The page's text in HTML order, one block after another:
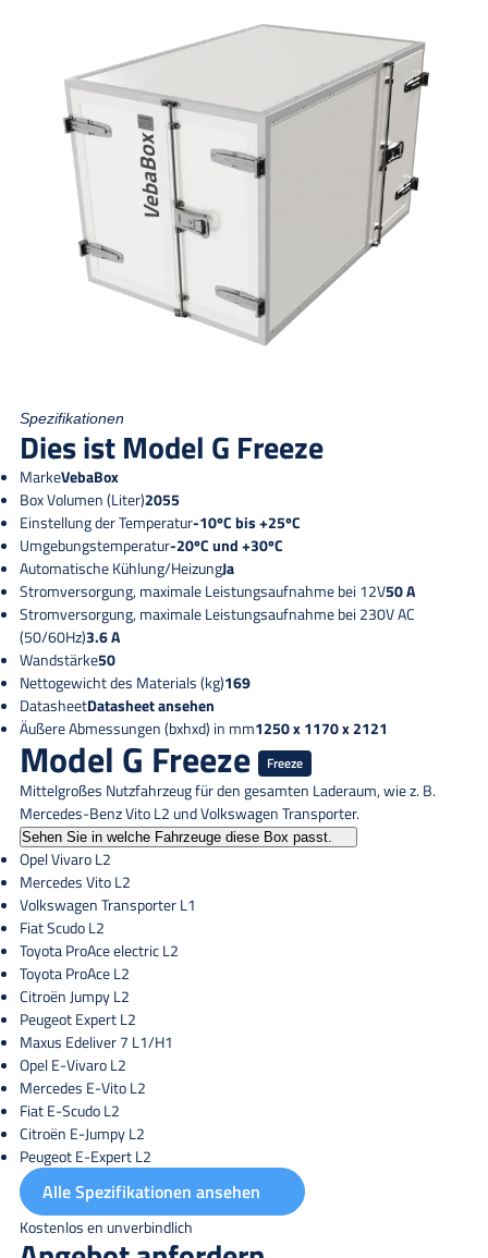
Spezifikationen
Dies ist Model G Freeze
MarkeVebaBox
Box Volumen (Liter)2055
Einstellung der Temperatur-10ºC bis +25ºC
Umgebungstemperatur-20ºC und +30ºC
Automatische Kühlung/HeizungJa
Stromversorgung, maximale Leistungsaufnahme bei 12V50 A
Stromversorgung, maximale Leistungsaufnahme bei 230V AC
(50/60Hz)3.6 A
Wandstärke50
Nettogewicht des Materials (kg)169
DatasheetDatasheet ansehen
Äußere Abmessungen (bxhxd) in mm1250 x 1170 x 2121
Model G Freeze Freeze
Mittelgroßes Nutzfahrzeug für den gesamten Laderaum, wie z. B.
Mercedes-Benz Vito L2 und Volkswagen Transporter.
Sehen Sie in welche Fahrzeuge diese Box passt.
Opel Vivaro L2
Mercedes Vito L2
Volkswagen Transporter L1
Fiat Scudo L2
Toyota ProAce electric L2
Toyota ProAce L2
Citroën Jumpy L2
Peugeot Expert L2
Maxus Edeliver 7 L1/H1
Opel E-Vivaro L2
Mercedes E-Vito L2
Fiat E-Scudo L2
Citroën E-Jumpy L2
Peugeot E-Expert L2
Alle Spezifikationen ansehen
Kostenlos en unverbindlich